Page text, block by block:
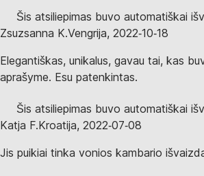
Šis atsiliepimas buvo automatiškai
Zsuzsanna K.Vengrija, 2022‑10‑18
Elegantiškas, unikalus, gavau tai, kas
aprašyme. Esu patenkintas.
Šis atsiliepimas buvo automatiškai
Katja F.Kroatija, 2022‑07‑08
Jis puikiai tinka vonios kambario